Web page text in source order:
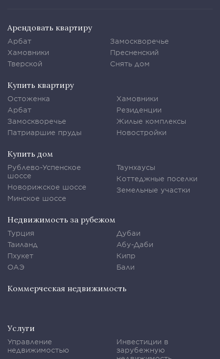
Арендовать квартиру
Арбат
Хамовники
Тверской
Замоскворечье
Пресненский
Снять дом
Купить квартиру
Остоженка
Арбат
Замоскворечье
Патриаршие пруды
Хамовники
Резиденции
Жилые комплексы
Новостройки
Купить дом
Рублево-Успенское
шоссе
Новорижское шоссе
Минское шоссе
Таунхаусы
Коттеджные поселки
Земельные участки
Недвижимость за рубежом
Турция
Таиланд
Пхукет
ОАЭ
Дубаи
Абу-Даби
Кипр
Бали
Коммерческая недвижимость
Услуги
Управление
недвижимостью
Инвестиции в
зарубежную